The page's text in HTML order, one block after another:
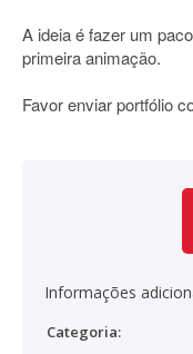
A ideia é fazer um
primeira animação.
Favor enviar portfólio
Informações
Categoria: